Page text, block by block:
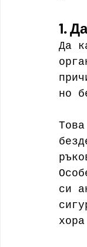
1.
Да
но
си